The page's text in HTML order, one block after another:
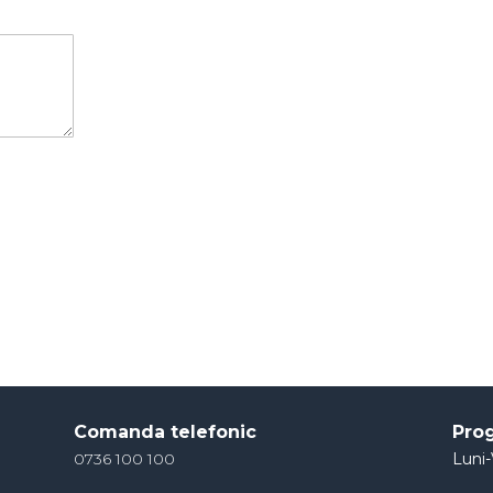
Comanda telefonic
0736 100 100